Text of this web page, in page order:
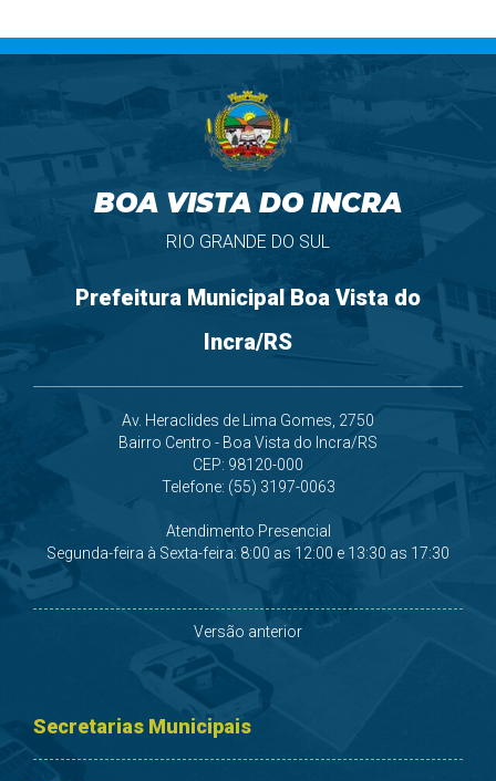
BOA VISTA DO INCRA
RIO GRANDE DO SUL
Prefeitura Municipal Boa Vista do
Incra/RS
Av. Heraclides de Lima Gomes, 2750
Bairro Centro - Boa Vista do Incra/RS
CEP: 98120-000
Telefone: (55) 3197-0063
Atendimento Presencial
Segunda-feira à Sexta-feira: 8:00 as 12:00 e 13:30 as 17:30
Versão anterior
Secretarias Municipais